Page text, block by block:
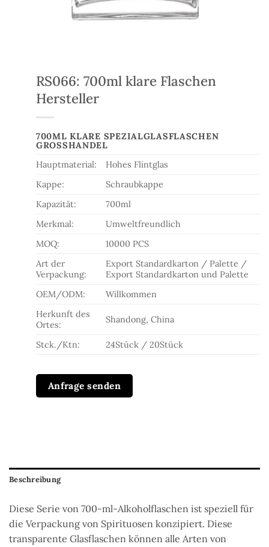
RS066: 700ml klare Flaschen
Hersteller
700ML KLARE SPEZIALGLASFLASCHEN
GROSSHANDEL
Hauptmaterial:
Hohes Flintglas
Kappe:
Schraubkappe
Kapazität:
700ml
Merkmal:
Umweltfreundlich
MOQ:
10000 PCS
Art der
Verpackung:
Export Standardkarton / Palette /
Export Standardkarton und Palette
OEM/ODM:
Willkommen
Herkunft des
Ortes:
Shandong, China
Stck./Ktn: 24Stück / 20Stück
Anfrage senden
Beschreibung
Diese Serie von 700-ml-Alkoholflaschen ist speziell für
die Verpackung von Spirituosen konzipiert. Diese
transparente Glasflaschen können alle Arten von